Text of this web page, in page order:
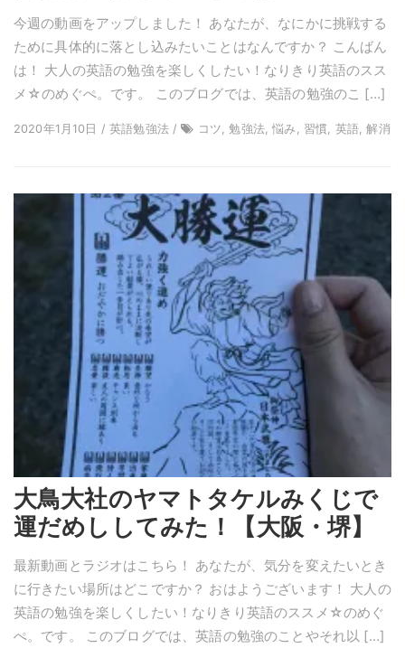
今週の動画をアップしました！ あなたが、なにかに挑戦する
ために具体的に落とし込みたいことはなんですか？ こんばん
は！ 大人の英語の勉強を楽しくしたい！なりきり英語のスス
メ☆のめぐぺ。です。 このブログでは、英語の勉強のこ […]
2020年1月10日 / 英語勉強法 / コツ, 勉強法, 悩み, 習慣, 英語, 解消
大鳥大社のヤマトタケルみくじで
運だめししてみた！【大阪・堺】
最新動画とラジオはこちら！ あなたが、気分を変えたいとき
に行きたい場所はどこですか？ おはようございます！ 大人の
英語の勉強を楽しくしたい！なりきり英語のススメ☆のめぐ
ぺ。です。 このブログでは、英語の勉強のことやそれ以 […]